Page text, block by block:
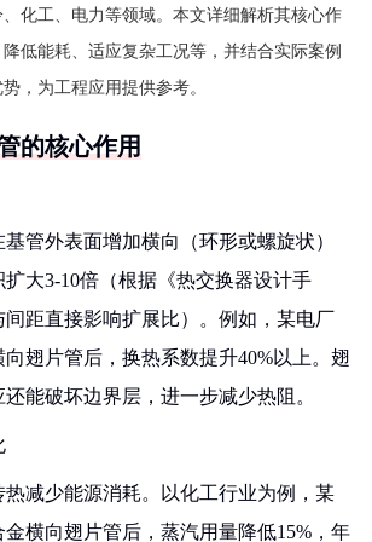
化工、电力等领域。本文详细解析其核心作
低能耗、适应复杂工况等，并结合实际案例
，为工程应用提供参考。
的核心作用
管外表面增加横向（环形或螺旋状）
大3-10倍（根据《热交换器设计手
距直接影响扩展比）。例如，某电厂
翅片管后，换热系数提升40%以上。翅
能破坏边界层，进一步减少热阻。
减少能源消耗。以化工行业为例，某
横向翅片管后，蒸汽用量降低15%，年